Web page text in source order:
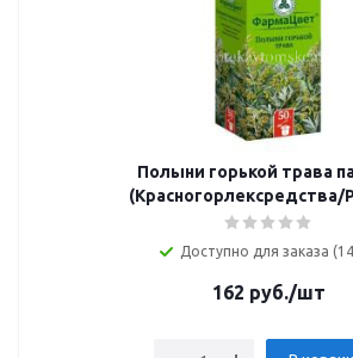
Полыни горькой трава
(Красногорлексредства/
Доступно для заказа
162 руб./шт